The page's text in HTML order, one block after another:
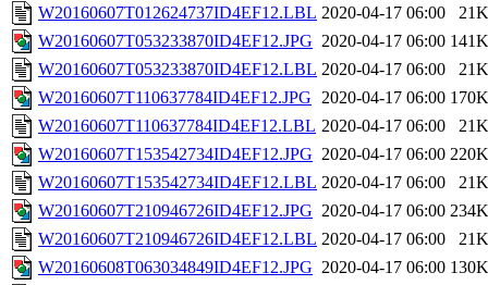
W20160607T012624737ID4EF12.LBL 2020-04-17 06:00
21K
W20160607T053233870ID4EF12.JPG 2020-04-17 06:00 141K
W20160607T053233870ID4EF12.LBL 2020-04-17 06:00
21K
W20160607T110637784ID4EF12.JPG 2020-04-17 06:00 170K
W20160607T110637784ID4EF12.LBL 2020-04-17 06:00
21K
W20160607T153542734ID4EF12.JPG 2020-04-17 06:00 220K
W20160607T153542734ID4EF12.LBL 2020-04-17 06:00
21K
W20160607T210946726ID4EF12.JPG 2020-04-17 06:00 234K
W20160607T210946726ID4EF12.LBL 2020-04-17 06:00
21K
W20160608T063034849ID4EF12.JPG 2020-04-17 06:00 130K